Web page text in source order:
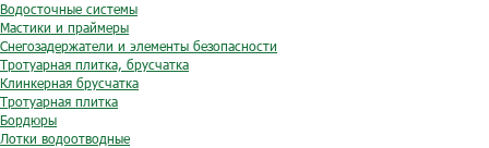
Водосточные системы
Мастики и праймеры
Снегозадержатели и элементы безопасности
Тротуарная плитка, брусчатка
Клинкерная брусчатка
Тротуарная плитка
Бордюры
Лотки водоотводные